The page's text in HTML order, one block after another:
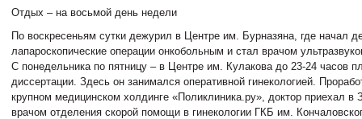
Отдых – на восьмой день недели
По воскресеньям сутки дежурил в Центре им. Бурназяна, где начал
лапароскопические операции онкобольным и стал врачом
С понедельника по пятницу – в Центре им. Кулакова до 23-24 часов
диссертации. Здесь он занимался оперативной гинекологией.
крупном медицинском холдинге «Поликлиника.ру», доктор приехал в
врачом отделения скорой помощи в гинекологии ГКБ им.